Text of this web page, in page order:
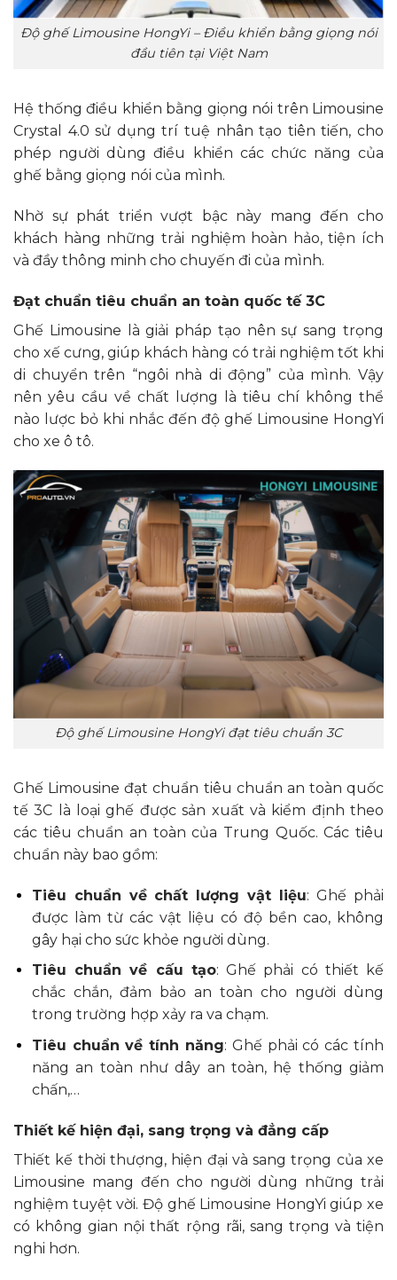
Độ ghế Limousine HongYi – Điều khiển bằng giọng nói
đầu tiên tại Việt Nam
Hệ thống điều khiển bằng giọng nói trên Limousine
Crystal 4.0 sử dụng trí tuệ nhân tạo tiên tiến, cho
phép người dùng điều khiển các chức năng của
ghế bằng giọng nói của mình.
Nhờ sự phát triển vượt bậc này mang đến cho
khách hàng những trải nghiệm hoàn hảo, tiện ích
và đầy thông minh cho chuyến đi của mình.
Đạt chuẩn tiêu chuẩn an toàn quốc tế 3C
Ghế Limousine là giải pháp tạo nên sự sang trọng
cho xế cưng, giúp khách hàng có trải nghiệm tốt khi
di chuyển trên “ngôi nhà di động” của mình. Vậy
nên yêu cầu về chất lượng là tiêu chí không thể
nào lược bỏ khi nhắc đến độ ghế Limousine HongYi
cho xe ô tô.
Độ ghế Limousine HongYi đạt tiêu chuẩn 3C
Ghế Limousine đạt chuẩn tiêu chuẩn an toàn quốc
tế 3C là loại ghế được sản xuất và kiểm định theo
các tiêu chuẩn an toàn của Trung Quốc. Các tiêu
chuẩn này bao gồm:
Tiêu chuẩn về chất lượng vật liệu: Ghế phải
được làm từ các vật liệu có độ bền cao, không
gây hại cho sức khỏe người dùng.
Tiêu chuẩn về cấu tạo: Ghế phải có thiết kế
chắc chắn, đảm bảo an toàn cho người dùng
trong trường hợp xảy ra va chạm.
Tiêu chuẩn về tính năng: Ghế phải có các tính
năng an toàn như dây an toàn, hệ thống giảm
chấn,…
Thiết kế hiện đại, sang trọng và đẳng cấp
Thiết kế thời thượng, hiện đại và sang trọng của xe
Limousine mang đến cho người dùng những trải
nghiệm tuyệt vời. Độ ghế Limousine HongYi giúp xe
có không gian nội thất rộng rãi, sang trọng và tiện
nghi hơn.